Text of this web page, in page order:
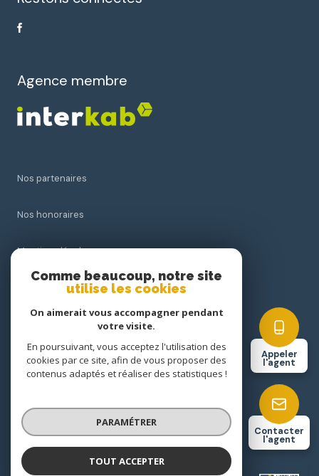
Appeler
l'agent
Contacter
l'agent
Agence membre
Nos partenaires
Nos honoraires
Mentions légales
Cookies
© 2026 | Tous droits réservés
Réalisé par
Comme beaucoup, notre site
utilise les cookies
On aimerait vous accompagner pendant
votre visite.
En poursuivant, vous acceptez l'utilisation des
cookies par ce site, afin de vous proposer des
contenus adaptés et réaliser des statistiques !
PARAMÉTRER
TOUT ACCEPTER